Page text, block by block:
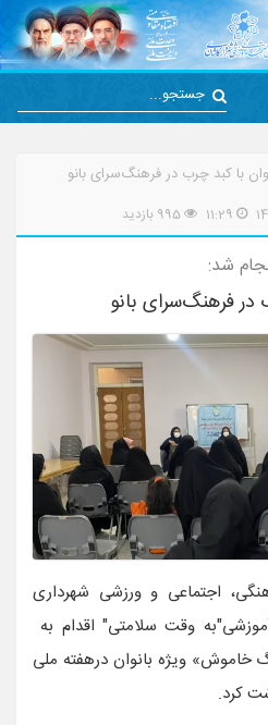
با کبد چرب در فرهنگ‌سرای بانو
شد:
در فرهنگ‌سرای بانو
اجتماعی و ورزشی شهرداری
وقت سلامتی" اقدام به
خاموش» ویژه بانوان درهفته ملی
کرد.